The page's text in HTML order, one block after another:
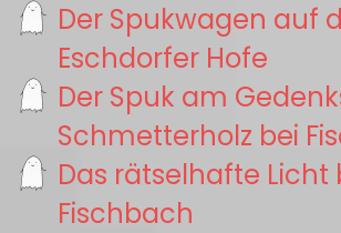
Der Spukwagen auf
Eschdorfer Hofe
Der Spuk am
Schmetterholz bei
Das rätselhafte Licht
Fischbach